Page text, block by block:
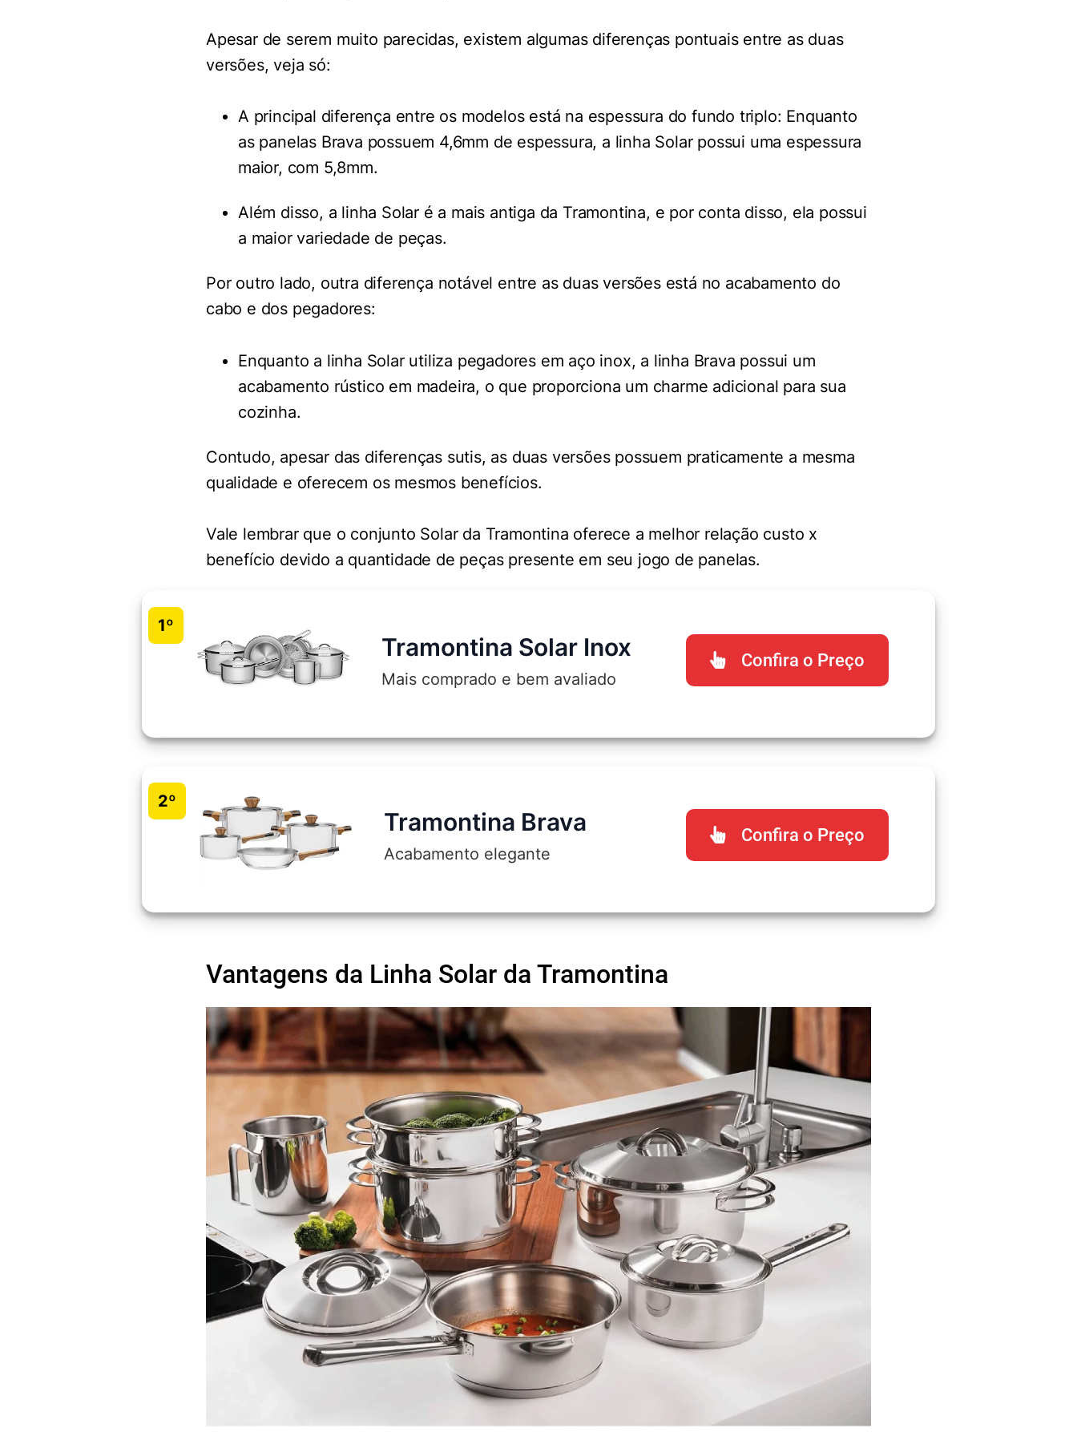
Apesar de serem muito parecidas, existem algumas diferenças pontuais entre as duas
versões, veja só:
A principal diferença entre os modelos está na espessura do fundo triplo: Enquanto
as panelas Brava possuem 4,6mm de espessura, a linha Solar possui uma espessura
maior, com 5,8mm.
Além disso, a linha Solar é a mais antiga da Tramontina, e por conta disso, ela possui
a maior variedade de peças.
Por outro lado, outra diferença notável entre as duas versões está no acabamento do
cabo e dos pegadores:
Enquanto a linha Solar utiliza pegadores em aço inox, a linha Brava possui um
acabamento rústico em madeira, o que proporciona um charme adicional para sua
cozinha.
Contudo, apesar das diferenças sutis, as duas versões possuem praticamente a mesma
qualidade e oferecem os mesmos benefícios.
Vale lembrar que o conjunto Solar da Tramontina oferece a melhor relação custo x
benefício devido a quantidade de peças presente em seu jogo de panelas.
1º
Tramontina Solar Inox
Mais comprado e bem avaliado
Confira o Preço
2º
Tramontina Brava
Acabamento elegante
Confira o Preço
Vantagens da Linha Solar da Tramontina